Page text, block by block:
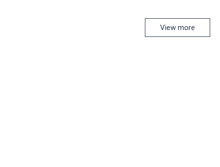
View more